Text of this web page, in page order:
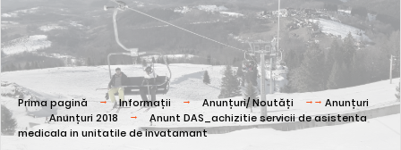
Prima pagină Informații Anunțuri/ Noutăți
Anunțuri
Anunțuri 2018
Anunt DAS_achizitie servicii de asistenta
medicala in unitatile de invatamant